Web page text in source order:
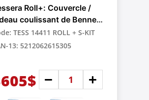
Roll+: Couvercle /
coulissant de Benne
Manuel à
par Ressort pour
TESS 14411 ROLL + S-KIT
13: 5212062615305